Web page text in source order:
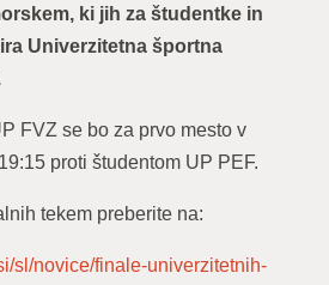
ki jih za študentke in
Univerzitetna športna
FVZ se bo za prvo mesto v
proti študentom UP PEF.
tekem preberite na:
sl/novice/finale-univerzitetnih-